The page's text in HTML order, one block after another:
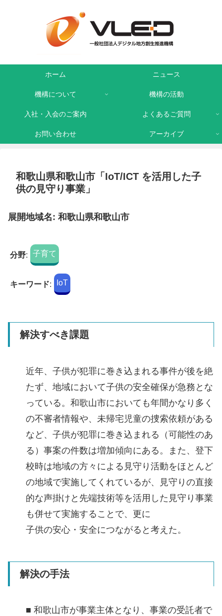
ホーム ニュース
機構について 機構の活動
入社・入会のご案内 よくあるご質問
お問い合わせ アーカイブ
和歌山県和歌山市「IoT/ICT を活用した子
供の見守り事業」
展開地域名: 和歌山県和歌山市
分野: 子育て
キーワード: IoT
解決すべき課題
近年、子供が犯罪に巻き込まれる事件が後を絶
たず、地域において子供の安全確保が急務とな
っている。和歌山市においても年間かなり多く
の不審者情報や、未帰宅児童の捜索依頼がある
など、子供が犯罪に巻き込まれる（可能性のあ
る）事案の件数は増加傾向にある。また、登下
校時は地域の方々による見守り活動をほとんど
の地域で実施してくれているが、見守りの直接
的な声掛けと先端技術等を活用した見守り事業
も併せて実施することで、更に
子供の安心・安全につながると考えた。
解決の手法
■ 和歌山市が事業主体となり、事業の受託者で